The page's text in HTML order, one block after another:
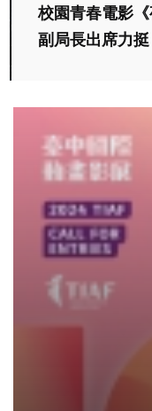
校園青春電影
副局長出席力